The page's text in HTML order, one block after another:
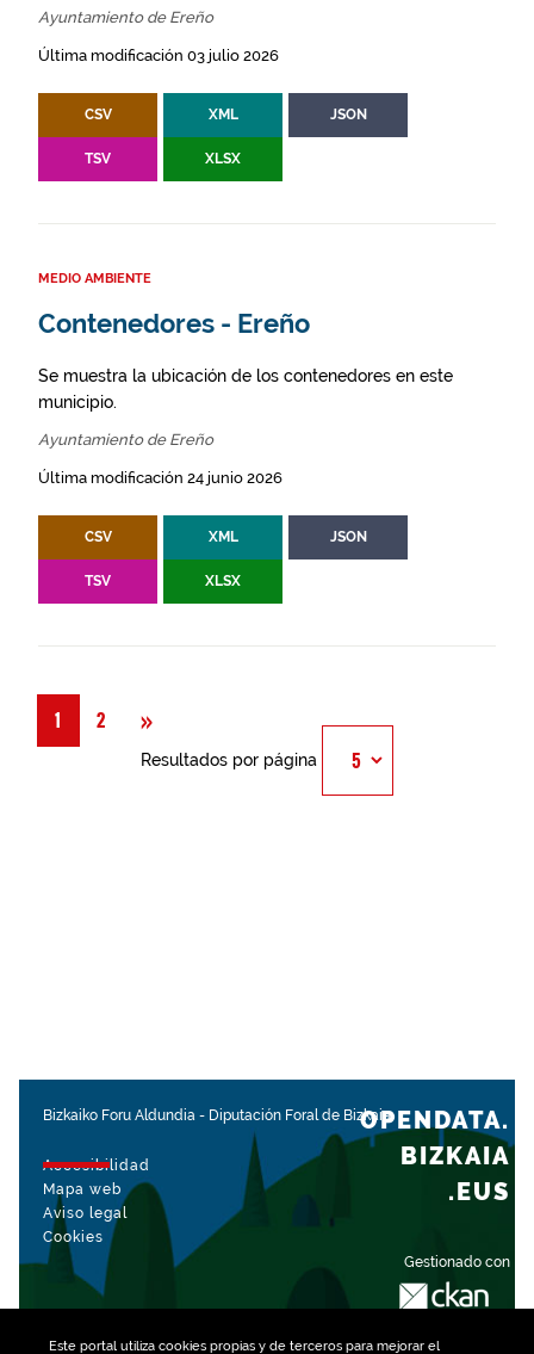
Este portal utiliza cookiespropias y de terceros para mejorar el
Ayuntamiento de Ereño
Última modificación 03 julio 2026
CSV XML JSON
TSV XLSX
MEDIO AMBIENTE
Contenedores - Ereño
Se muestra la ubicación de los contenedores en este
municipio.
Ayuntamiento de Ereño
Última modificación 24 junio 2026
CSV XML JSON
TSV XLSX
1 2 »
Resultados por página
Bizkaiko Foru Aldundia - Diputación Foral de Bizkaia
Accesibilidad
Mapa web
Aviso legal
Cookies
Gestionado con
OPENDATA.
BIZKAIA
.EUS